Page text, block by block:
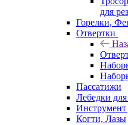
для
Горелки,
Отвертки
Пассатижи
Лебедки
Инструмент
Когти, Лазы